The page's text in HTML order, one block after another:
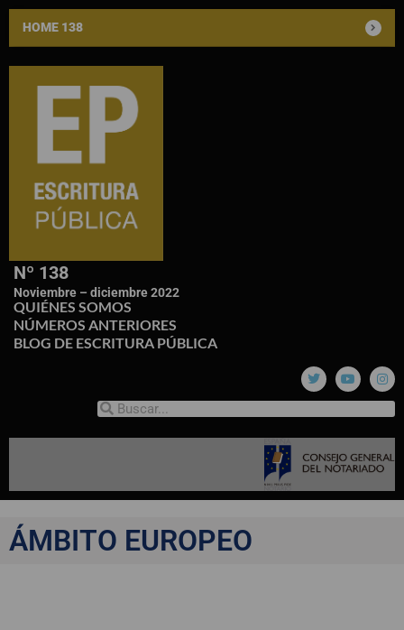
HOME 138
Nº 138
Noviembre – diciembre 2022
QUIÉNES SOMOS
NÚMEROS ANTERIORES
BLOG DE ESCRITURA PÚBLICA
ÁMBITO EUROPEO